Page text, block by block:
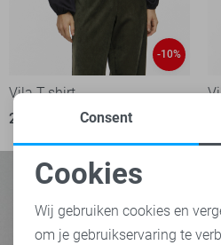
-10%
Vila T-shirt
27,00
29,99
Noodzakelijke cookies
Personalisatie cookies
Consent
Cookies
Wij gebruiken cookies en
om je gebruikservaring te